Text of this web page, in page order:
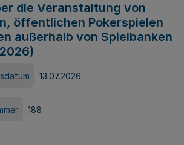
die Veranstaltung von
öffentlichen Pokerspielen
außerhalb von Spielbanken
13.07.2026
188